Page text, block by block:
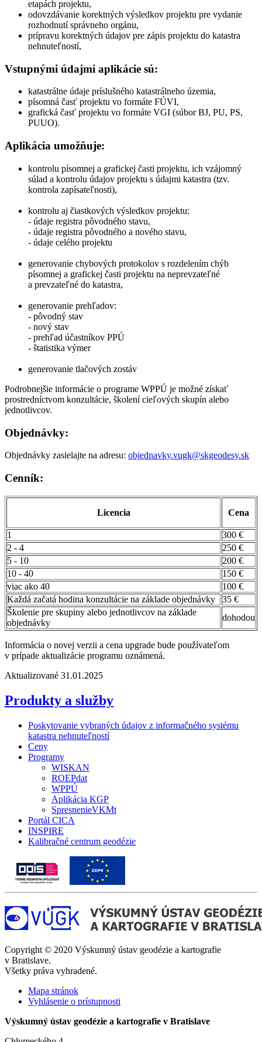
etapách projektu,
odovzdávanie korektných výsledkov projektu pre vydanie
rozhodnutí správneho orgánu,
prípravu korektných údajov pre zápis projektu do katastra
nehnuteľností,
Vstupnými údajmi aplikácie sú:
katastrálne údaje príslušného katastrálneho územia,
písomná časť projektu vo formáte FÚVI,
grafická časť projektu vo formáte VGI (súbor BJ, PU, PS,
PUUO).
Aplikácia umožňuje:
kontrolu písomnej a grafickej časti projektu, ich vzájomný
súlad a kontrolu údajov projektu s údajmi katastra (tzv.
kontrola zapísateľnosti),
kontrolu aj čiastkových výsledkov projektu:
- údaje registra pôvodného stavu,
- údaje registra pôvodného a nového stavu,
- údaje celého projektu
generovanie chybových protokolov s rozdelením chýb
písomnej a grafickej časti projektu na neprevzateľné
a prevzateľné do katastra,
generovanie prehľadov:
- pôvodný stav
- nový stav
- prehľad účastníkov PPÚ
- štatistika výmer
generovanie tlačových zostáv
Podrobnejšie informácie o programe WPPÚ je možné získať
prostredníctvom konzultácie, školení cieľových skupín alebo
jednotlivcov.
Objednávky:
Objednávky zasielajte na adresu: objednavky.vugk@skgeodesy.sk
Cenník:
Licencia Cena
1
300 €
2 - 4
250 €
5 - 10
200 €
10 - 40
150 €
viac ako 40
100 €
Každá začatá hodina konzultácie na základe objednávky
35 €
Školenie pre skupiny alebo jednotlivcov na základe
objednávky
dohodou
Informácia o novej verzii a cena upgrade bude používateľom
v prípade aktualizácie programu oznámená.
Aktualizované 31.01.2025
Produkty a služby
Poskytovanie vybraných údajov z informačného systému
katastra nehnuteľností
Ceny
Programy
WISKAN
ROEPdat
WPPÚ
Aplikácia KGP
SpresnenieVKMt
Portál CICA
INSPIRE
Kalibračné centrum geodézie
Copyright © 2020 Výskumný ústav geodézie a kartografie
v Bratislave.
Všetky práva vyhradené.
Mapa stránok
Vyhlásenie o prístupnosti
Výskumný ústav geodézie a kartografie v Bratislave